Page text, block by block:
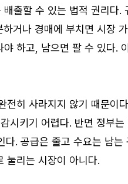
출할 수 있는 법적 권리다.
거나 경매에 부치면 시장
하고, 남으면 팔 수 있다.
전히 사라지지 않기 때문이
시키기 어렵다. 반면 정부
. 공급은 줄고 수요는 남는
눌리는 시장이 아니다.